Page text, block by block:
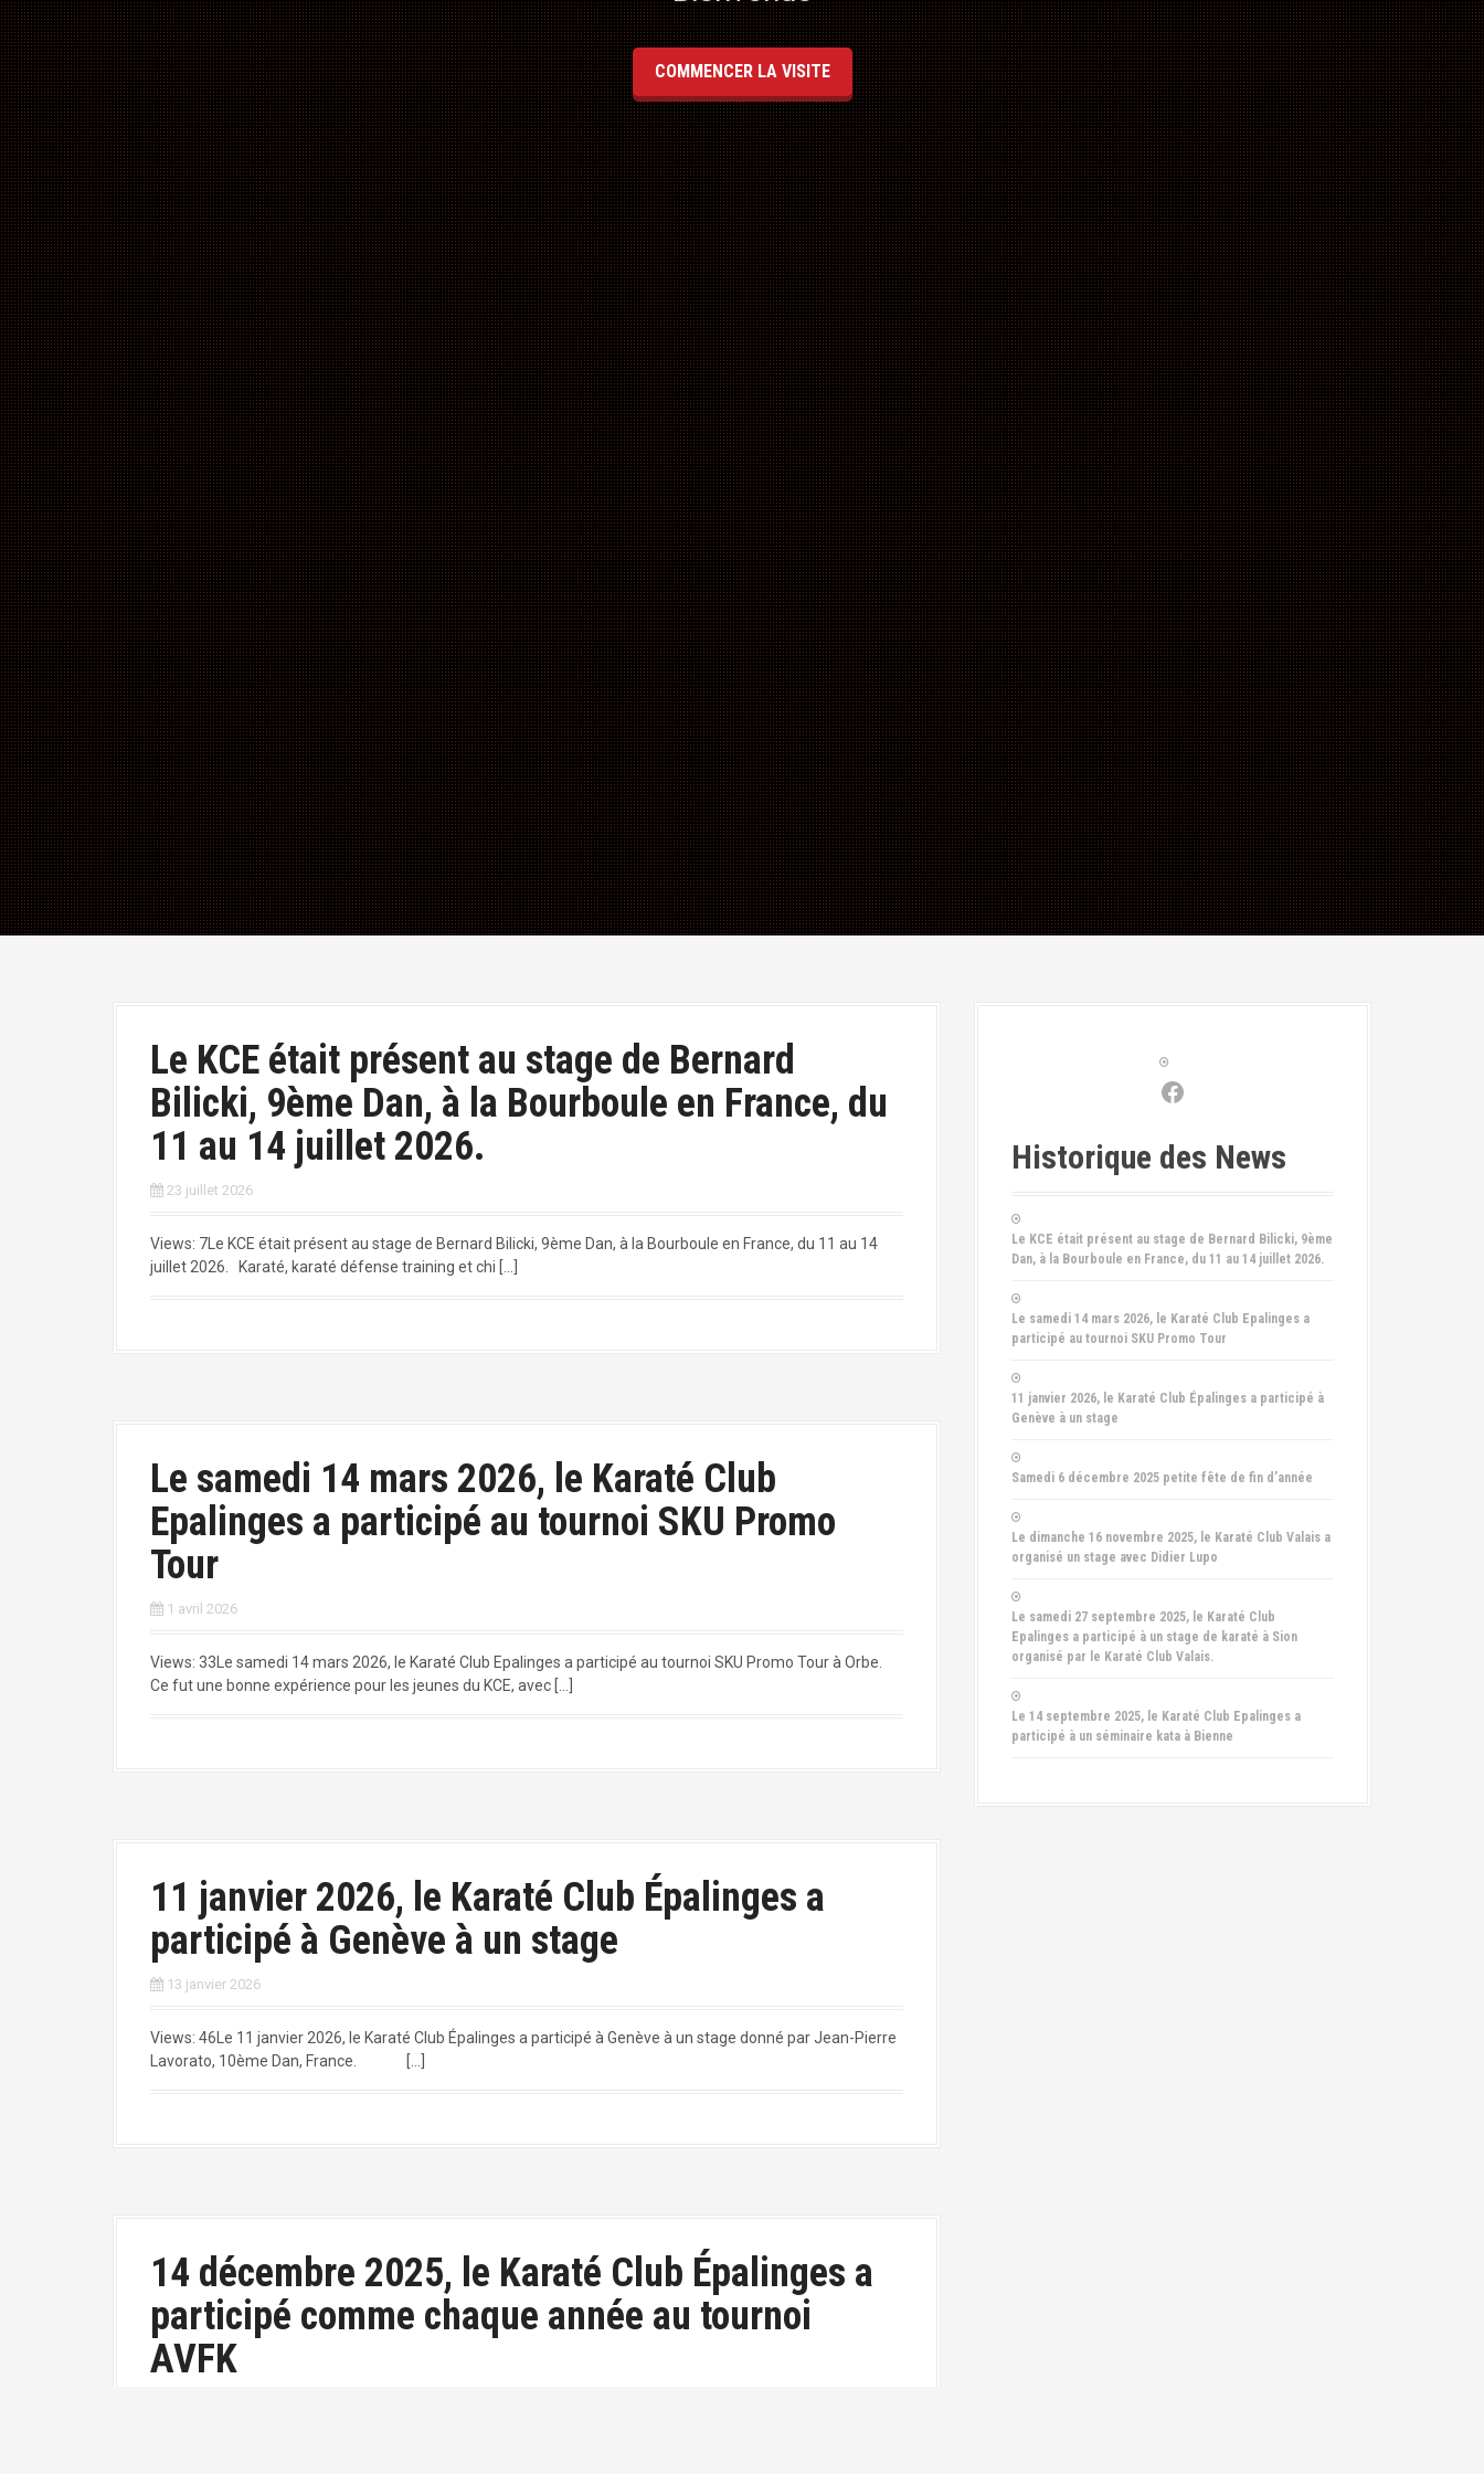
COMMENCER LA VISITE
Le KCE était présent au stage de Bernard
Bilicki, 9ème Dan, à la Bourboule en France, du
11 au 14 juillet 2026.
23 juillet 2026
Views: 7Le KCE était présent au stage de Bernard Bilicki, 9ème Dan, à la Bourboule en France, du 11 au 14
juillet 2026. Karaté, karaté défense training et chi […]
Le samedi 14 mars 2026, le Karaté Club
Epalinges a participé au tournoi SKU Promo
Tour
1 avril 2026
Views: 33Le samedi 14 mars 2026, le Karaté Club Epalinges a participé au tournoi SKU Promo Tour à Orbe.
Ce fut une bonne expérience pour les jeunes du KCE, avec […]
11 janvier 2026, le Karaté Club Épalinges a
participé à Genève à un stage
13 janvier 2026
Views: 46Le 11 janvier 2026, le Karaté Club Épalinges a participé à Genève à un stage donné par Jean-Pierre
Lavorato, 10ème Dan, France. […]
14 décembre 2025, le Karaté Club Épalinges a
participé comme chaque année au tournoi
AVFK
Facebook
Historique des News
Le KCE était présent au stage de Bernard Bilicki, 9ème
Dan, à la Bourboule en France, du 11 au 14 juillet 2026.
Le samedi 14 mars 2026, le Karaté Club Epalinges a
participé au tournoi SKU Promo Tour
11 janvier 2026, le Karaté Club Épalinges a participé à
Genève à un stage
Samedi 6 décembre 2025 petite fête de fin d’année
Le dimanche 16 novembre 2025, le Karaté Club Valais a
organisé un stage avec Didier Lupo
Le samedi 27 septembre 2025, le Karaté Club
Epalinges a participé à un stage de karaté à Sion
organisé par le Karaté Club Valais.
Le 14 septembre 2025, le Karaté Club Epalinges a
participé à un séminaire kata à Bienne